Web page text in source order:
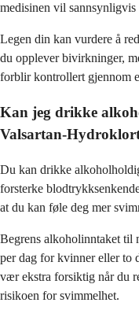
medisinen vil
Legen din kan vurdere å
du opplever bivirkninger,
forblir kontrollert gjennom
Kan jeg drikke
Valsartan-
Du kan drikke
forsterke
at du kan føle deg mer
Begrens alkoholinntaket til
per dag for kvinner eller to
vær ekstra forsiktig når du
risikoen for svimmelhet.